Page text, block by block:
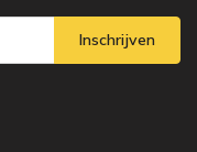
Inschrijven